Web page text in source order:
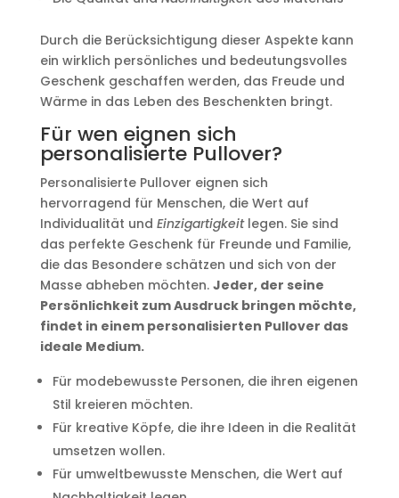
Durch die Berücksichtigung dieser Aspekte kann
ein wirklich persönliches und bedeutungsvolles
Geschenk geschaffen werden, das Freude und
Wärme in das Leben des Beschenkten bringt.
Für wen eignen sich
personalisierte Pullover?
Personalisierte Pullover eignen sich
hervorragend für Menschen, die Wert auf
Individualität und Einzigartigkeitlegen. Sie sind
das perfekte Geschenk für Freunde und Familie,
die das Besondere schätzen und sich von der
Masse abheben möchten. Jeder, der seine
Persönlichkeit zum Ausdruck bringen möchte,
findet in einem personalisierten Pullover das
ideale Medium.
Für modebewusste Personen, die ihren eigenen
Stil kreieren möchten.
Für kreative Köpfe, die ihre Ideen in die Realität
umsetzen wollen.
Für umweltbewusste Menschen, die Wert auf